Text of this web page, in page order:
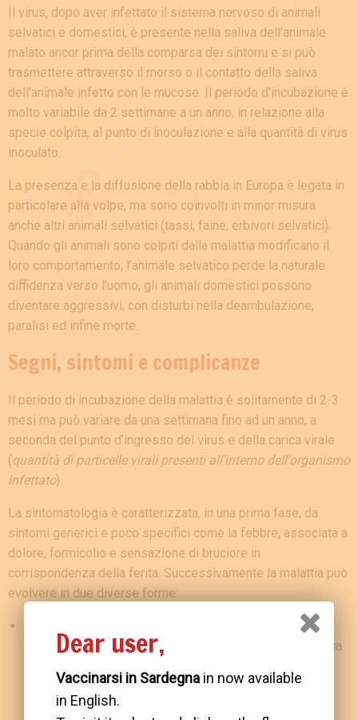
Il virus, dopo aver infettato il sistema nervoso di animali
selvatici e domestici, è presente nella saliva dell’animale
malato ancor prima della comparsa dei sintomi e si può
trasmettere attraverso il morso o il contatto della saliva
dell’animale infetto con le mucose. Il periodo d’incubazione è
molto variabile da 2 settimane a un anno, in relazione alla
specie colpita, al punto di inoculazione e alla quantità di virus
inoculato.
La presenza e la diffusione della rabbia in Europa è legata in
particolare alla volpe, ma sono coinvolti in minor misura
anche altri animali selvatici (tassi, faine, erbivori selvatici).
Quando gli animali sono colpiti dalla malattia modificano il
loro comportamento; l’animale selvatico perde la naturale
diffidenza verso l’uomo, gli animali domestici possono
diventare aggressivi, con disturbi nella deambulazione,
paralisi ed infine morte.
Segni, sintomi e complicanze
Il periodo di incubazione della malattia è solitamente di 2-3
mesi ma può variare da una settimana fino ad un anno, a
seconda del punto d’ingresso del virus e della carica virale
(quantità di particelle virali presenti all'interno dell'organismo
infettato).
La sintomatologia è caratterizzata, in una prima fase, da
sintomi generici e poco specifici come la febbre, associata a
dolore, formicolio e sensazione di bruciore in
corrispondenza della ferita. Successivamente la malattia può
evolvere in due diverse forme:
iperattività, perdita del senso dell’orientamento, idrofobia
correnti e degli spostamenti d'aria ), che porta a morte
dopo pochi giorni per arresto cardio-circolatorio;
Dear user,
Vaccinarsi in Sardegna in now available
in English.